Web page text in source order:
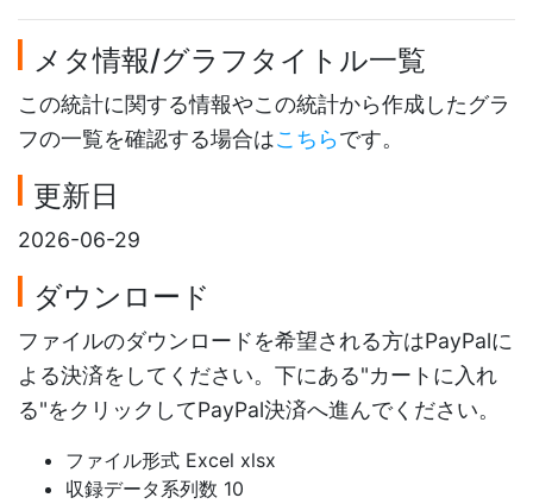
メタ情報/グラフタイトル一覧
この統計に関する情報やこの統計から作成したグラ
フの一覧を確認する場合はこちらです。
更新日
2026-06-29
ダウンロード
ファイルのダウンロードを希望される方はPayPalに
よる決済をしてください。下にある"カートに入れ
る"をクリックしてPayPal決済へ進んでください。
ファイル形式 Excel xlsx
収録データ系列数 10